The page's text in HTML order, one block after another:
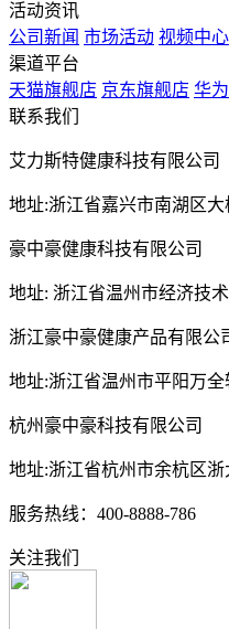
活动资讯
公司新闻 市场活动 视频中心
渠道平台
天猫旗舰店 京东旗舰店 华
联系我们
艾力斯特健康科技有限公司
地址:浙江省嘉兴市南湖区
豪中豪健康科技有限公司
地址: 浙江省温州市经济技
浙江豪中豪健康产品有限公
地址:浙江省温州市平阳万
杭州豪中豪科技有限公司
地址:浙江省杭州市余杭区
服务热线：400-8888-786
关注我们